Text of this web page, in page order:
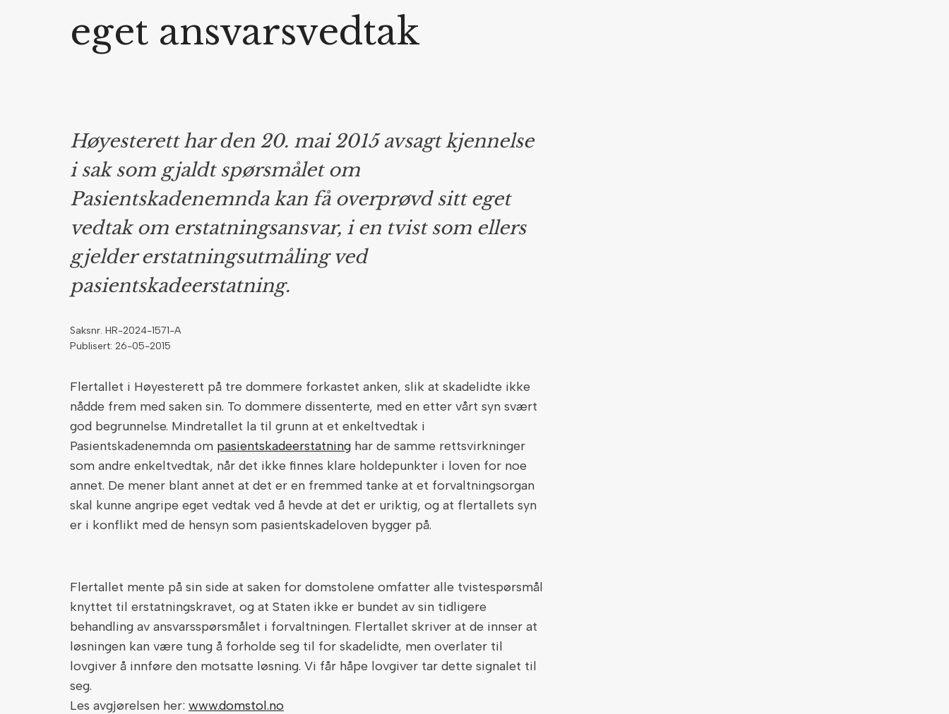
eget ansvarsvedtak
Høyesterett har den 20. mai 2015 avsagt kjennelse
i sak som gjaldt spørsmålet om
Pasientskadenemnda kan få overprøvd sitt eget
vedtak om erstatningsansvar, i en tvist som ellers
gjelder erstatningsutmåling ved
pasientskadeerstatning.
Saksnr. HR-2024-1571-A
Publisert: 26-05-2015
Flertallet i Høyesterett på tre dommere forkastet anken, slik at skadelidte ikke
nådde frem med saken sin. To dommere dissenterte, med en etter vårt syn svært
god begrunnelse. Mindretallet la til grunn at et enkeltvedtak i
Pasientskadenemnda om pasientskadeerstatning har de samme rettsvirkninger
som andre enkeltvedtak, når det ikke finnes klare holdepunkter i loven for noe
annet. De mener blant annet at det er en fremmed tanke at et forvaltningsorgan
skal kunne angripe eget vedtak ved å hevde at det er uriktig, og at flertallets syn
er i konflikt med de hensyn som pasientskadeloven bygger på.
Flertallet mente på sin side at saken for domstolene omfatter alle tvistespørsmål
knyttet til erstatningskravet, og at Staten ikke er bundet av sin tidligere
behandling av ansvarsspørsmålet i forvaltningen. Flertallet skriver at de innser at
løsningen kan være tung å forholde seg til for skadelidte, men overlater til
lovgiver å innføre den motsatte løsning. Vi får håpe lovgiver tar dette signalet til
seg.
Les avgjørelsen her: www.domstol.no